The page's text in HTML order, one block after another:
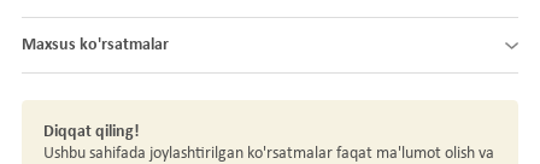
Maxsus ko'rsatmalar
Diqqat qiling!
Ushbu sahifada joylashtirilgan ko'rsatmalar faqat ma'lumot olish va